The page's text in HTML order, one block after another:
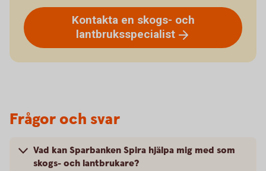
Kontakta en skogs- och
lantbruksspecialist
Frågor och svar
Vad kan Sparbanken Spira hjälpa mig med som
skogs- och lantbrukare?